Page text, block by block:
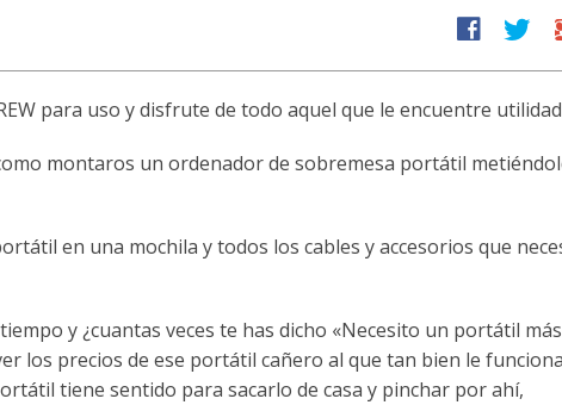
facebook twitter
para uso y disfrute de todo aquel que le encuentre
montaros un ordenador de sobremesa portátil
en una mochila y todos los cables y accesorios que
y ¿cuantas veces te has dicho «Necesito un portátil más
los precios de ese portátil cañero al que tan bien le
tiene sentido para sacarlo de casa y pinchar por ahí,